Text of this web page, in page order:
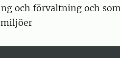
och förvaltning och